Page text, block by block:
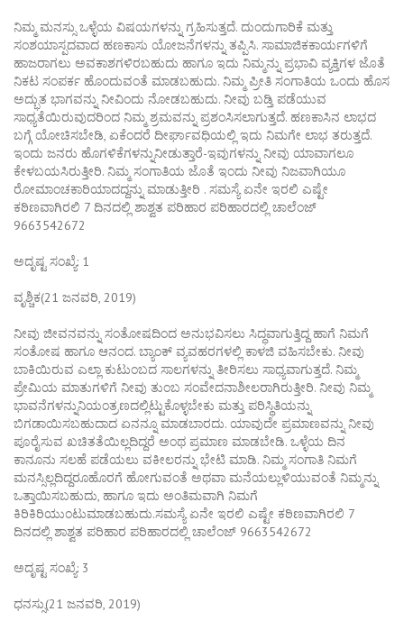
ನಿಮ್ಮ ಮನಸ್ಸು ಒಳ್ಳೆಯ ವಿಷಯಗಳನ್ನು ಗ್ರಹಿಸುತ್ತದೆ. ದುಂದುಗಾರಿಕೆ ಮತ್ತು
ಸಂಶಯಾಸ್ಪದವಾದ ಹಣಕಾಸು ಯೋಜನೆಗಳನ್ನು ತಪ್ಪಿಸಿ. ಸಾಮಾಜಿಕಕಾರ್ಯಗಳಿಗೆ
ಹಾಜರಾಗಲು ಅವಕಾಶಗಳಿರಬಹುದು ಹಾಗೂ ಇದು ನಿಮ್ಮನ್ನು ಪ್ರಭಾವಿ ವ್ಯಕ್ತಿಗಳ ಜೊತೆ
ನಿಕಟ ಸಂಪರ್ಕ ಹೊಂದುವಂತೆ ಮಾಡಬಹುದು. ನಿಮ್ಮ ಪ್ರೀತಿ ಸಂಗಾತಿಯ ಒಂದು ಹೊಸ
ಅದ್ಭುತ ಭಾಗವನ್ನು ನೀವಿಂದು ನೋಡಬಹುದು. ನೀವು ಬಡ್ತಿ ಪಡೆಯುವ
ಸಾಧ್ಯತೆಯಿರುವುದರಿಂದ ನಿಮ್ಮ ಶ್ರಮವನ್ನು ಪ್ರಶಂಸಿಸಲಾಗುತ್ತದೆ. ಹಣಕಾಸಿನ ಲಾಭದ
ಬಗ್ಗೆ ಯೋಚಿಸಬೇಡಿ, ಏಕೆಂದರೆ ದೀರ್ಘಾವಧಿಯಲ್ಲಿ ಇದು ನಿಮಗೇ ಲಾಭ ತರುತ್ತದೆ.
ಇಂದು ಜನರು ಹೊಗಳಿಕೆಗಳನ್ನುನೀಡುತ್ತಾರೆ-ಇವುಗಳನ್ನು ನೀವು ಯಾವಾಗಲೂ
ಕೇಳಬಯಸಿರುತ್ತೀರಿ. ನಿಮ್ಮ ಸಂಗಾತಿಯ ಜೊತೆ ಇಂದು ನೀವು ನಿಜವಾಗಿಯೂ
ರೋಮಾಂಚಕಾರಿಯಾದದ್ದನ್ನು ಮಾಡುತ್ತೀರಿ . ಸಮಸ್ಯೆ ಏನೇ ಇರಲಿ ಎಷ್ಟೇ
ಕಠಿಣವಾಗಿರಲಿ 7 ದಿನದಲ್ಲಿ ಶಾಶ್ವತ ಪರಿಹಾರ ಪರಿಹಾರದಲ್ಲಿ ಚಾಲೆಂಜ್
9663542672
ಅದೃಷ್ಟ ಸಂಖ್ಯೆ: 1
ವೃಶ್ಚಿಕ(21 ಜನವರಿ, 2019)
ನೀವು ಜೀವನವನ್ನು ಸಂತೋಷದಿಂದ ಅನುಭವಿಸಲು ಸಿದ್ಧವಾಗುತ್ತಿದ್ದ ಹಾಗೆ ನಿಮಗೆ
ಸಂತೋಷ ಹಾಗೂ ಆನಂದ. ಬ್ಯಾಂಕ್ ವ್ಯವಹರಗಳಲ್ಲಿ ಕಾಳಜಿ ವಹಿಸಬೇಕು. ನೀವು
ಬಾಕಿಯಿರುವ ಎಲ್ಲಾ ಕುಟುಂಬದ ಸಾಲಗಳನ್ನು ತೀರಿಸಲು ಸಾಧ್ಯವಾಗುತ್ತದೆ. ನಿಮ್ಮ
ಪ್ರೇಮಿಯ ಮಾತುಗಳಿಗೆ ನೀವು ತುಂಬ ಸಂವೇದನಾಶೀಲರಾಗಿರುತ್ತೀರಿ. ನೀವು ನಿಮ್ಮ
ಭಾವನೆಗಳನ್ನುನಿಯಂತ್ರಣದಲ್ಲಿಟ್ಟುಕೊಳ್ಳಬೇಕು ಮತ್ತು ಪರಿಸ್ಥಿತಿಯನ್ನು
ಬಿಗಡಾಯಿಸಬಹುದಾದ ಏನನ್ನೂ ಮಾಡಬಾರದು. ಯಾವುದೇ ಪ್ರಮಾಣವನ್ನು ನೀವು
ಪೂರೈಸುವ ಖಚಿತತೆಯಿಲ್ಲದಿದ್ದರೆ ಅಂಥ ಪ್ರಮಾಣ ಮಾಡಬೇಡಿ. ಒಳ್ಳೆಯ ದಿನ
ಕಾನೂನು ಸಲಹೆ ಪಡೆಯಲು ವಕೀಲರನ್ನು ಭೇಟಿ ಮಾಡಿ. ನಿಮ್ಮ ಸಂಗಾತಿ ನಿಮಗೆ
ಮನಸ್ಸಿಲ್ಲದಿದ್ದರೂಹೊರಗೆ ಹೋಗುವಂತೆ ಅಥವಾ ಮನೆಯಲ್ಲುಳಿಯುವಂತೆ ನಿಮ್ಮನ್ನು
ಒತ್ತಾಯಿಸಬಹುದು, ಹಾಗೂ ಇದು ಅಂತಿಮವಾಗಿ ನಿಮಗೆ
ಕಿರಿಕಿರಿಯುಂಟುಮಾಡಬಹುದು.ಸಮಸ್ಯೆ ಏನೇ ಇರಲಿ ಎಷ್ಟೇ ಕಠಿಣವಾಗಿರಲಿ 7
ದಿನದಲ್ಲಿ ಶಾಶ್ವತ ಪರಿಹಾರ ಪರಿಹಾರದಲ್ಲಿ ಚಾಲೆಂಜ್ 9663542672
ಅದೃಷ್ಟ ಸಂಖ್ಯೆ: 3
ಧನಸ್ಸು(21 ಜನವರಿ, 2019)